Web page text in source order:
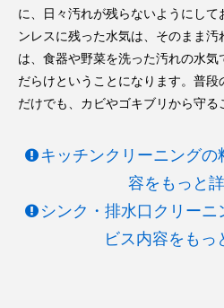
に、日々汚れが残らないようにし
ンレスに残った水気は、そのまま
は、食器や野菜を洗った汚れの水
だらけということになります。普
だけでも、カビやゴキブリから守る
キッチンクリーニング
容をもっと
シンク・排水口クリー
ビス内容をもっ